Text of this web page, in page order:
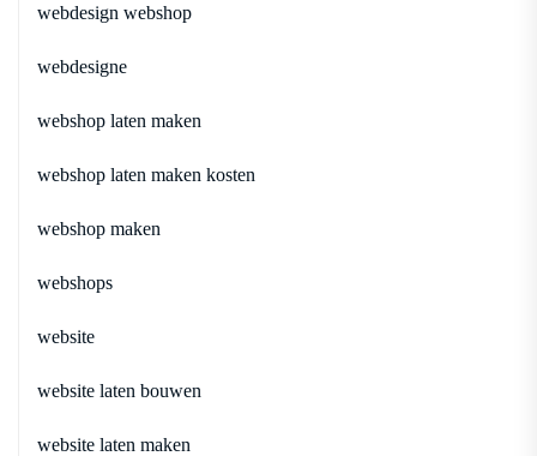
webdesign webshop
webdesigne
webshop laten maken
webshop laten maken kosten
webshop maken
webshops
website
website laten bouwen
website laten maken